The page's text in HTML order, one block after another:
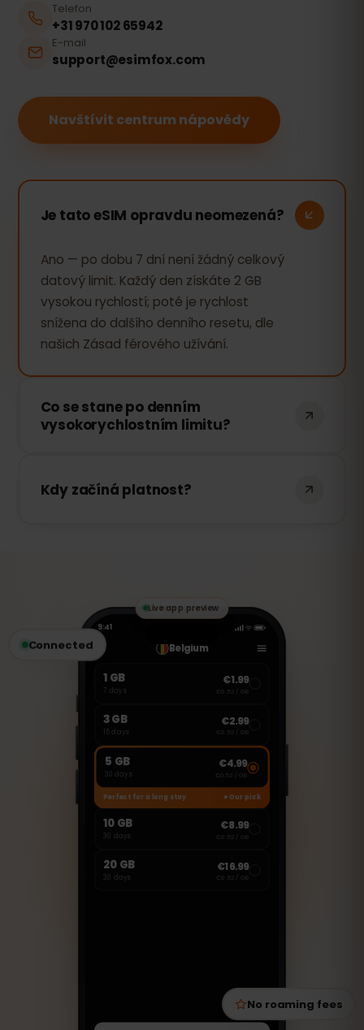
Telefon
+31 970 102 65942
E-mail
support@esimfox.com
Navštívit centrum nápovědy
Je tato eSIM opravdu neomezená?
Ano — po dobu 7 dní není žádný celkový
datový limit. Každý den získáte 2 GB
vysokou rychlostí; poté je rychlost
snížena do dalšího denního resetu, dle
našich Zásad férového užívání.
Co se stane po denním
vysokorychlostním limitu?
mapy fungují — ale rychlost je po zbytek
Kdy začíná platnost?